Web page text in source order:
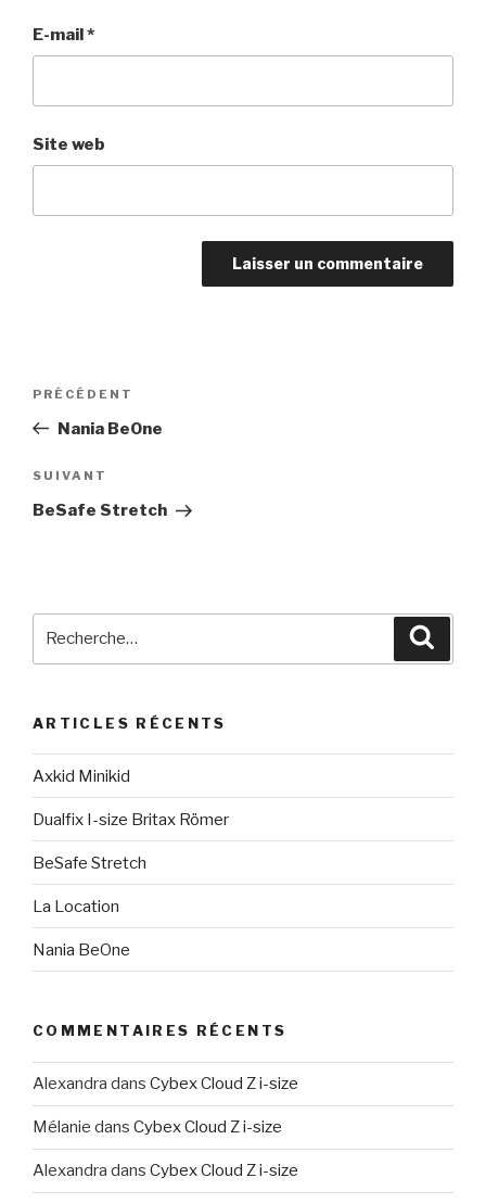
E-mail*
Site web
Navigation
l’article
Article
précédent
PRÉCÉDENT
Nania BeOne
Article
suivant
SUIVANT
BeSafe Stretch
ARTICLES RÉCENTS
Axkid Minikid
Dualfix I-size Britax Römer
BeSafe Stretch
La Location
Nania BeOne
COMMENTAIRES RÉCENTS
Alexandra dans Cybex Cloud Z i-size
Mélanie dans Cybex Cloud Z i-size
Alexandra dans Cybex Cloud Z i-size